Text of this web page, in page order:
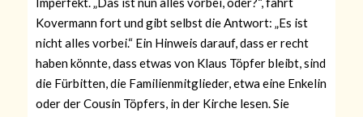
Kovermann fort und gibt selbst die Antwort: „Es ist
nicht alles vorbei.“ Ein Hinweis darauf, dass er recht
haben könnte, dass etwas von Klaus Töpfer bleibt, sind
die Fürbitten,die Familienmitglieder, etwa eine Enkelin
oder der Cousin Töpfers, in der Kirche lesen. Sie